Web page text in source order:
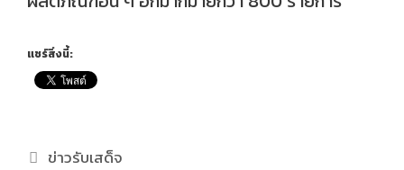
แชร์สิ่งนี้:
ข่าวรับเสด็จ